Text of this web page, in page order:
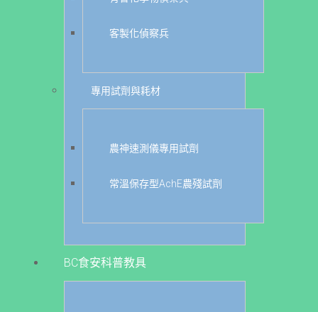
客製化偵察兵
專用試劑與耗材
農神速測儀專用試劑
常溫保存型AchE農殘試劑
BC食安科普教具